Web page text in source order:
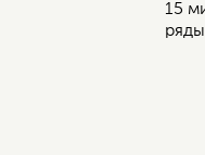
15